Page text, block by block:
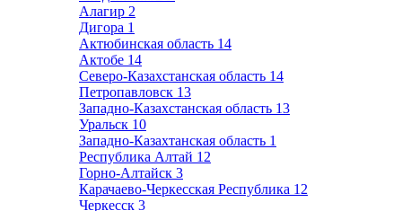
Алагир 2
Дигора 1
Актюбинская область 14
Актобе 14
Северо-Казахстанская область 14
Петропавловск 13
Западно-Казахстанская область 13
Уральск 10
Западно-Казахтанская область 1
Республика Алтай 12
Горно-Алтайск 3
Карачаево-Черкесская Республика 12
Черкесск 3